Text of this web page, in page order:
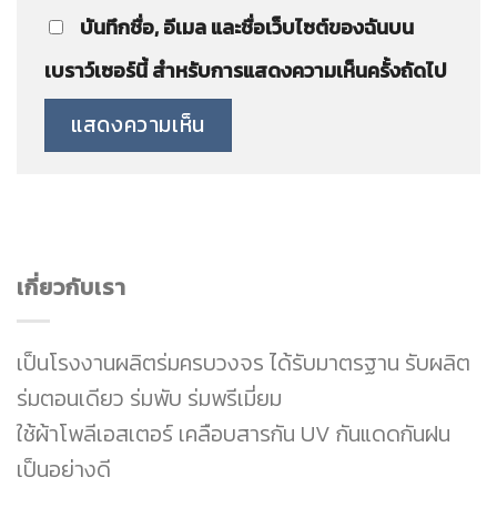
เกี่ยวกับเรา
เป็นโรงงานผลิตร่มครบวงจร ได้รับมาตรฐาน รับผลิต
ร่มตอนเดียว ร่มพับ ร่มพรีเมี่ยม
ใช้ผ้าโพลีเอสเตอร์ เคลือบสารกัน UV กันแดดกันฝน
เป็นอย่างดี
บันทึกชื่อ, อีเมล และชื่อเว็บไซต์ของฉันบน
เบราว์เซอร์นี้ สำหรับการแสดงความเห็นครั้งถัดไป